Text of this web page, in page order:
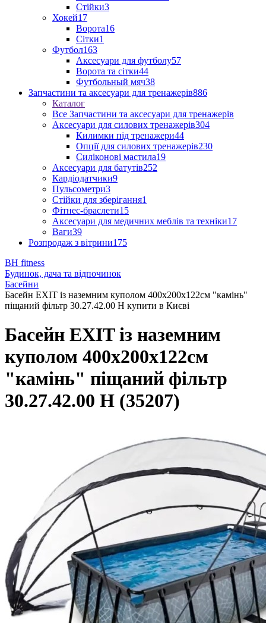
Стійки3
Хокей17
Ворота16
Сітки1
Футбол163
Аксесуари для футболу57
Ворота та сітки44
Футбольный мяч38
Запчастини та аксесуари для тренажерів886
Каталог
Все Запчастини та аксесуари для тренажерів
Аксесуари для силових тренажерів304
Килимки під тренажери44
Опції для силових тренажерів230
Силіконові мастила19
Аксесуари для батутів252
Кардіодатчики9
Пульсометри3
Стійки для зберігання1
Фітнес-браслети15
Аксесуари для медичних меблів та техніки17
Ваги39
Розпродаж з вітрини175
BH fitness
Будинок, дача та відпочинок
Басейни
Басейн EXIT із наземним куполом 400x200x122см "камінь"
піщаний фільтр 30.27.42.00 Н купити в Києві
Басейн EXIT із наземним
куполом 400x200x122см
"камінь" піщаний фільтр
30.27.42.00 Н (35207)